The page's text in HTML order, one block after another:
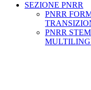
SEZIONE PNRR
PNRR
PNRR